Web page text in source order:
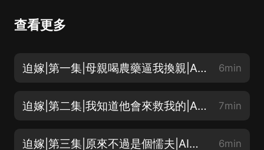
查看更多
迫嫁|第一集|母親喝農藥逼我換親|AI多播 6min
迫嫁|第二集|我知道他會來救我的|AI多播 7min
迫嫁|第三集|原來不過是個懦夫|AI多播 6min